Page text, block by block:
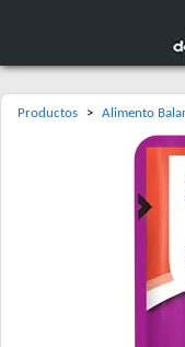
Productos > Alimento